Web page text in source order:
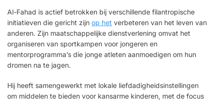
Al-Fahad is actief betrokken bij verschillende filantropische
initiatieven die gericht zijn op het verbeteren van het leven van
anderen. Zijn maatschappelijke dienstverlening omvat het
organiseren van sportkampen voor jongeren en
mentorprogramma’s die jonge atleten aanmoedigen om hun
dromen na te jagen.
Hij heeft samengewerkt met lokale liefdadigheidsinstellingen
om middelen te bieden voor kansarme kinderen, met de focus